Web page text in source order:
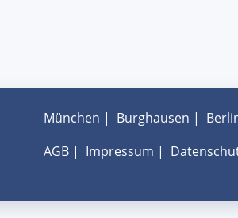
München | Burghausen |
AGB| Impressum |